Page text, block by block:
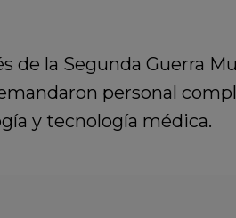
de la Segunda Guerra
personal
y tecnología médica.